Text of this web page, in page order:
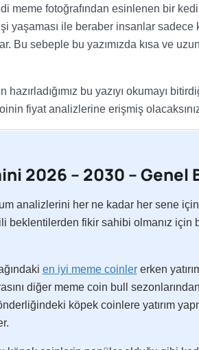
meme fotoğrafından esinlenen bir
yaşaması ile beraber insanlar
Bu sebeple bu yazımızda kısa ve
bu yazıyı okumayı
fiyat analizlerine erişmiş
2026 – 2030 – Genel
analizlerini her ne kadar her sene için
beklentilerden fikir sahibi olmanız için
en iyi meme coinlererken
diğer meme coin bull
köpek coinlere yatırım